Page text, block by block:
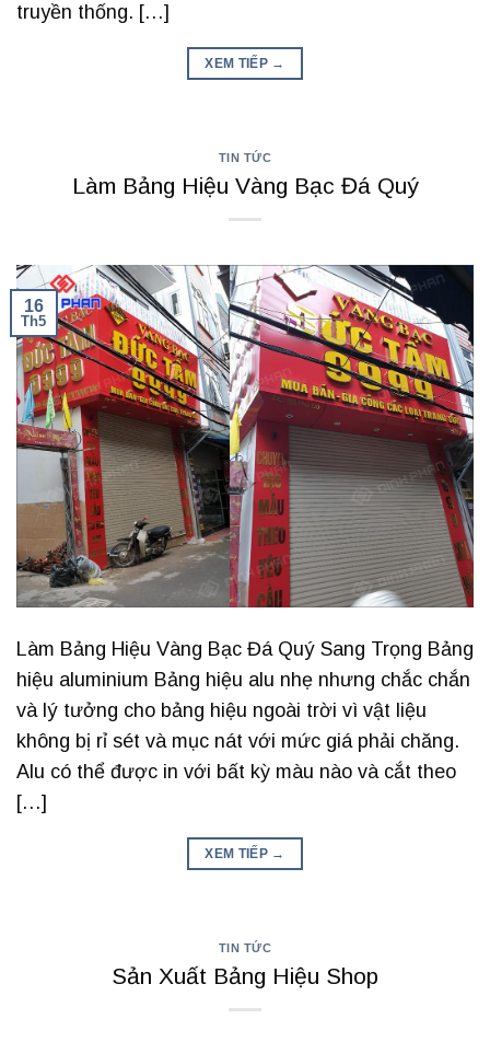
truyền thống. […]
XEM TIẾP →
TIN TỨC
Làm Bảng Hiệu Vàng Bạc Đá Quý
16
Th5
Làm Bảng Hiệu Vàng Bạc Đá Quý Sang Trọng Bảng
hiệu aluminium Bảng hiệu alu nhẹ nhưng chắc chắn
và lý tưởng cho bảng hiệu ngoài trời vì vật liệu
không bị rỉ sét và mục nát với mức giá phải chăng.
Alu có thể được in với bất kỳ màu nào và cắt theo
[…]
XEM TIẾP →
TIN TỨC
Sản Xuất Bảng Hiệu Shop